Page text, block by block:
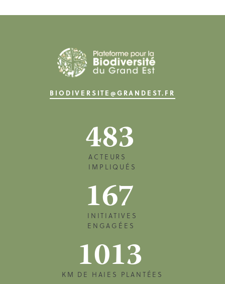
BIODIVERSITE@GRANDEST.FR
483
ACTEURS
IMPLIQUÉS
167
INITIATIVES
ENGAGÉES
1013
KM DE HAIES PLANTÉES